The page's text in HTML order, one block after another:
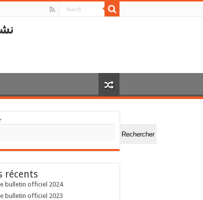
Rechercher
récents
bulletin officiel 2024
bulletin officiel 2023